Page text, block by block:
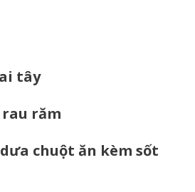
tây
răm
chuột ăn kèm sốt